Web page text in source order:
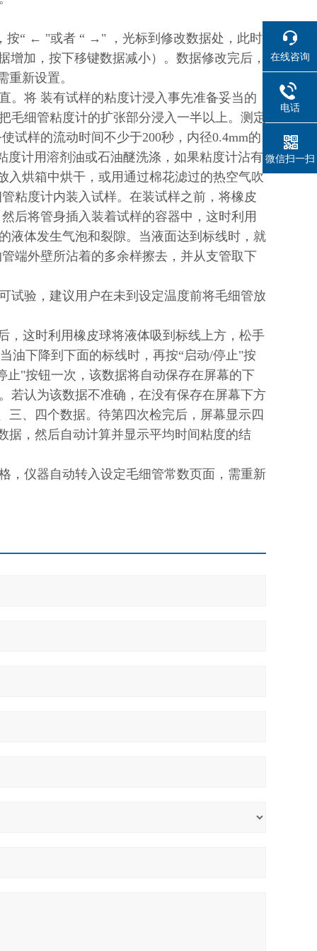
按“ ← "或者 “ →" ，光标到修改数据处，此时
增加，按下移键数据减小）。数据修改完后，
新设置。
。将 装有试样的粘度计浸入事先准备妥当的
毛细管粘度计的扩张部分浸入一半以上。测定
试样的流动时间不少于200秒，内径0.4mm的
度计用溶剂油或石油醚洗涤，如果粘度计沾有
入烘箱中烘干，或用通过棉花滤过的热空气吹
粘度计内装入试样。在装试样之前，将橡皮
后将管身插入装着试样的容器中，这时利用
液体发生气泡和裂隙。当液面达到标线时，就
端外壁所沾着的多余样擦去，并从支管取下
试验，建议用户在未到设定温度前将毛细管放
，这时利用橡皮球将液体吸到标线上方，松手
油下降到下面的标线时，再按“启动/停止"按
止"按钮一次，该数据将自动保存在屏幕的下
若认为该数据不准确，在没有保存在屏幕下方
、四个数据。待第四次检完后，屏幕显示四
据，然后自动计算并显示平均时间粘度的结
，仪器自动转入设定毛细管常数页面，需重新
在线咨询
电话
微信扫一扫